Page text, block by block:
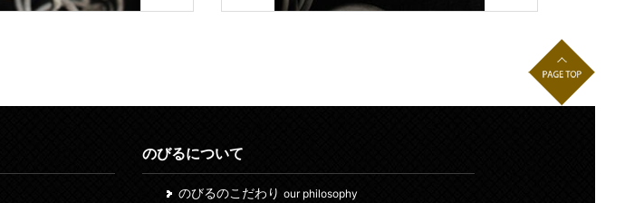
のびるについて
のびるのこだわり our philosophy